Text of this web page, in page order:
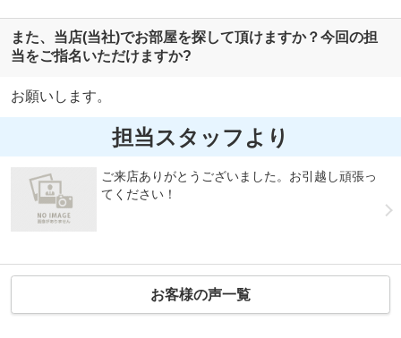
また、当店(当社)でお部屋を探して頂けますか？今回の担
当をご指名いただけますか?
お願いします。
担当スタッフより
ご来店ありがとうございました。お引越し頑張っ
てください！
お客様の声一覧